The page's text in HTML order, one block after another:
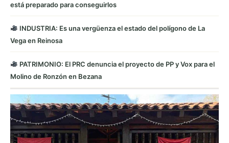
está preparado para conseguirlos
INDUSTRIA: Es una vergüenza el estado del polígono de La
Vega en Reinosa
PATRIMONIO: El PRC denuncia el proyecto de PP y Vox para el
Molino de Ronzón en Bezana